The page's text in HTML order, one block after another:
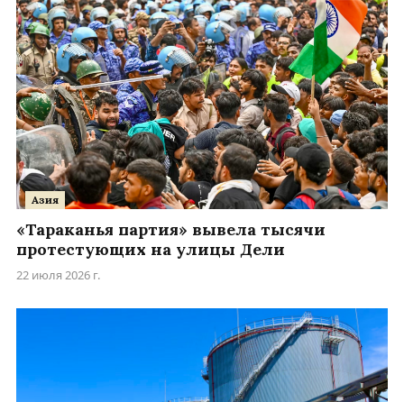
Азия
«Тараканья партия» вывела тысячи
протестующих на улицы Дели
22 июля 2026 г.